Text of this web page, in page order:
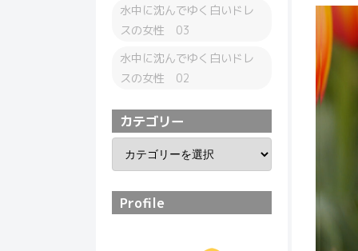
水中に沈んでゆく白いドレ
スの女性 03
水中に沈んでゆく白いドレ
スの女性 02
カテゴリー
Profile